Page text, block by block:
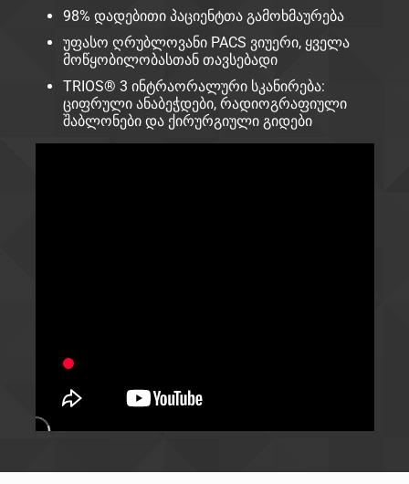
98% დადებითი პაციენტთა გამოხმაურება
უფასო ღრუბლოვანი PACS ვიუერი, ყველა
მოწყობილობასთან თავსებადი
TRIOS® 3 ინტრაორალური სკანირება:
ციფრული ანაბეჭდები, რადიოგრაფიული
შაბლონები და ქირურგიული გიდები